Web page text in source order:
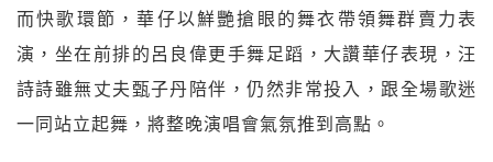
而快歌環節，華仔以鮮艷搶眼的舞衣帶領舞群賣力表
演，坐在前排的呂良偉更手舞足蹈，大讚華仔表現，汪
詩詩雖無丈夫甄子丹陪伴，仍然非常投入，跟全場歌迷
一同站立起舞，將整晚演唱會氣氛推到高點。